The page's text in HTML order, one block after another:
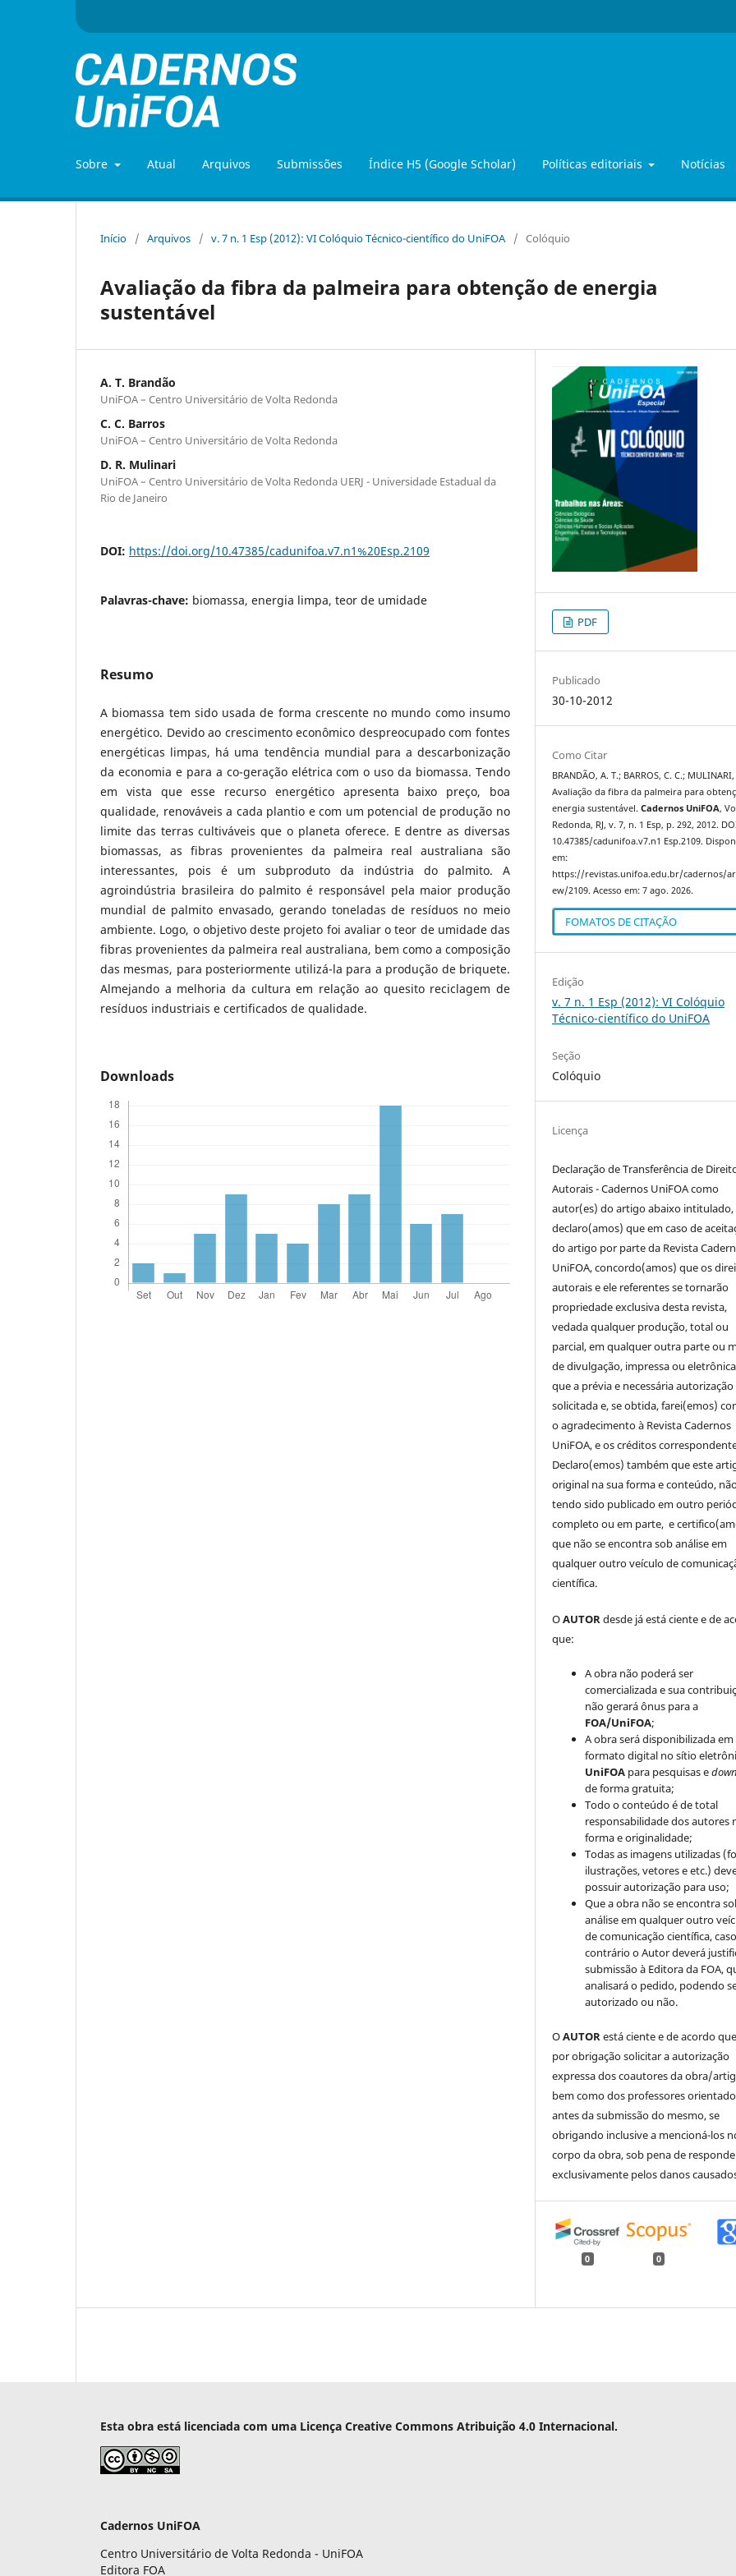
Sobre Atual Arquivos Submissões Índice H5 (Google Scholar) Políticas editoriais Notícias
Início / Arquivos / v. 7 n. 1 Esp (2012): VI Colóquio Técnico-científico do UniFOA / Colóquio
Avaliação da fibra da palmeira para obtenção de energia
sustentável
A. T. Brandão
UniFOA – Centro Universitário de Volta Redonda
C. C. Barros
UniFOA – Centro Universitário de Volta Redonda
D. R. Mulinari
UniFOA – Centro Universitário de Volta Redonda UERJ - Universidade Estadual da
Rio de Janeiro
DOI: https://doi.org/10.47385/cadunifoa.v7.n1%20Esp.2109
Palavras-chave: biomassa, energia limpa, teor de umidade
Resumo
A biomassa tem sido usada de forma crescente no mundo como insumo
energético. Devido ao crescimento econômico despreocupado com fontes
energéticas limpas, há uma tendência mundial para a descarbonização
da economia e para a co-geração elétrica com o uso da biomassa. Tendo
em vista que esse recurso energético apresenta baixo preço, boa
qualidade, renováveis a cada plantio e com um potencial de produção no
limite das terras cultiváveis que o planeta oferece. E dentre as diversas
biomassas, as fibras provenientes da palmeira real australiana são
interessantes, pois é um subproduto da indústria do palmito. A
agroindústria brasileira do palmito é responsável pela maior produção
mundial de palmito envasado, gerando toneladas de resíduos no meio
ambiente. Logo, o objetivo deste projeto foi avaliar o teor de umidade das
fibras provenientes da palmeira real australiana, bem como a composição
das mesmas, para posteriormente utilizá-la para a produção de briquete.
Almejando a melhoria da cultura em relação ao quesito reciclagem de
resíduos industriais e certificados de qualidade.
Downloads
PDF
Publicado
30-10-2012
Como Citar
BRANDÃO, A. T.; BARROS, C. C.; MULINARI,
Avaliação da fibra da palmeira para
energia sustentável.Cadernos UniFOA,
Redonda, RJ, v. 7, n. 1 Esp, p. 292, 2012.
10.47385/cadunifoa.v7.n1 Esp.2109.
em:
https://revistas.unifoa.edu.br/cadernos/
ew/2109. Acesso em: 7 ago. 2026.
FOMATOS DE CITAÇÃO
Edição
v. 7 n. 1 Esp (2012): VI Colóquio
Técnico-científico do UniFOA
Seção
Colóquio
Licença
Declaração de Transferência de
Autorais - Cadernos UniFOA como
autor(es) do artigo abaixo intitulado,
declaro(amos) que em caso de
do artigo por parte da Revista
UniFOA, concordo(amos) que os
autorais e ele referentes se tornarão
propriedade exclusiva desta revista,
vedada qualquer produção, total ou
parcial, em qualquer outra parte ou
de divulgação, impressa ou
que a prévia e necessária autorização
solicitada e, se obtida, farei(emos)
o agradecimento à Revista Cadernos
UniFOA, e os créditos
Declaro(emos) também que este
original na sua forma e conteúdo,
tendo sido publicado em outro
completo ou em parte, e
que não se encontra sob análise em
qualquer outro veículo de
científica.
OAUTORdesde já está ciente e de
que:
A obra não poderá ser
comercializada e sua
não gerará ônus para a
FOA/UniFOA;
A obra será disponibilizada em
formato digital no sítio
UniFOA para pesquisas e
de forma gratuita;
Todo o conteúdo é de total
responsabilidade dos autores
forma e originalidade;
Todas as imagens utilizadas
ilustrações, vetores e etc.)
possuir autorização para uso;
Que a obra não se encontra
análise em qualquer outro
de comunicação científica, caso
contrário o Autor deverá
submissão à Editora da FOA,
analisará o pedido, podendo
autorizado ou não.
OAUTORestá ciente e de acordo
por obrigação solicitar a autorização
expressa dos coautores da obra/
bem como dos professores
antes da submissão do mesmo, se
obrigando inclusive a mencioná-los
corpo da obra, sob pena de
exclusivamente pelos danos
0 0
Esta obra está licenciada com uma Licença Creative Commons Atribuição 4.0 Internacional.
Cadernos UniFOA
Centro Universitário de Volta Redonda - UniFOA
Editora FOA